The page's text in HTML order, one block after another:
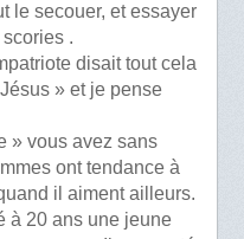
le secouer, et essayer
.
disait tout cela
» et je pense
» vous avez sans
ont tendance à
il aiment ailleurs.
à 20 ans une jeune